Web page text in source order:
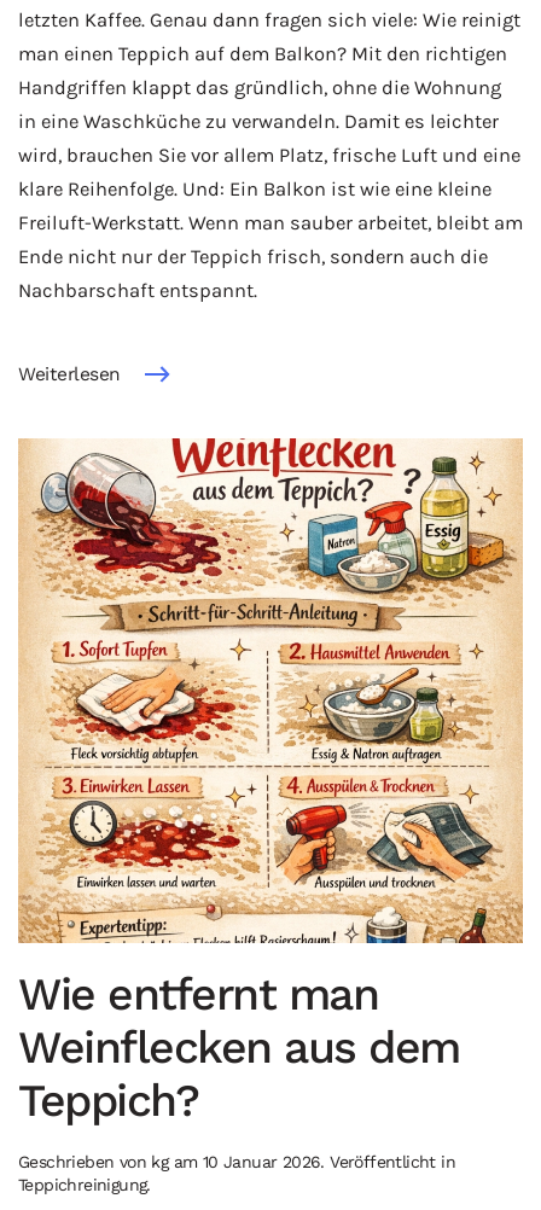
letzten Kaffee. Genau dann fragen sich viele: Wie reinigt
man einen Teppich auf dem Balkon? Mit den richtigen
Handgriffen klappt das gründlich, ohne die Wohnung
in eine Waschküche zu verwandeln. Damit es leichter
wird, brauchen Sie vor allem Platz, frische Luft und eine
klare Reihenfolge. Und: Ein Balkon ist wie eine kleine
Freiluft-Werkstatt. Wenn man sauber arbeitet, bleibt am
Ende nicht nur der Teppich frisch, sondern auch die
Nachbarschaft entspannt.
Weiterlesen
Wie entfernt man
Weinflecken aus dem
Teppich?
Geschrieben von kgam 10 Januar 2026. Veröffentlicht in
Teppichreinigung.